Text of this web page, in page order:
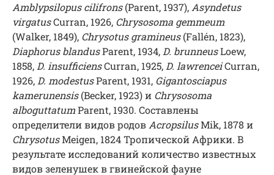
Amblypsilopus cilifrons(Parent, 1937), Asyndetus
virgatusCurran, 1926, Chrysosoma gemmeum
(Walker, 1849), Chrysotus gramineus(Fallén, 1823),
Diaphorus blandusParent, 1934, D. brunneusLoew,
1858, D. insufficiensCurran, 1925, D. lawrenceiCurran,
1926, D. modestusParent, 1931, Gigantosciapus
kamerunensis(Becker, 1923) и Chrysosoma
alboguttatumParent, 1930. Составлены
определители видов родов AcropsilusMik, 1878 и
ChrysotusMeigen, 1824 Тропической Африки. В
результате исследований количество известных
видов зеленушек в гвинейской фауне